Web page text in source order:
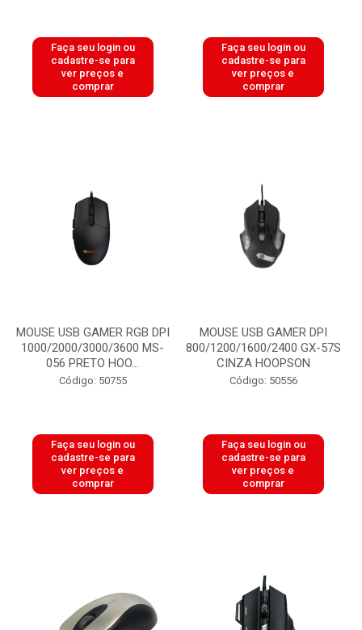
Faça seu login ou
cadastre-se para
ver preços e
comprar
Faça seu login ou
cadastre-se para
ver preços e
comprar
MOUSE USB GAMER RGB DPI
1000/2000/3000/3600 MS-
056 PRETO HOO...
Código: 50755
Faça seu login ou
cadastre-se para
ver preços e
comprar
MOUSE USB GAMER DPI
800/1200/1600/2400 GX-57S
CINZA HOOPSON
Código: 50556
Faça seu login ou
cadastre-se para
ver preços e
comprar